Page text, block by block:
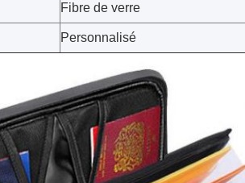
Fibre de verre
Personnalisé